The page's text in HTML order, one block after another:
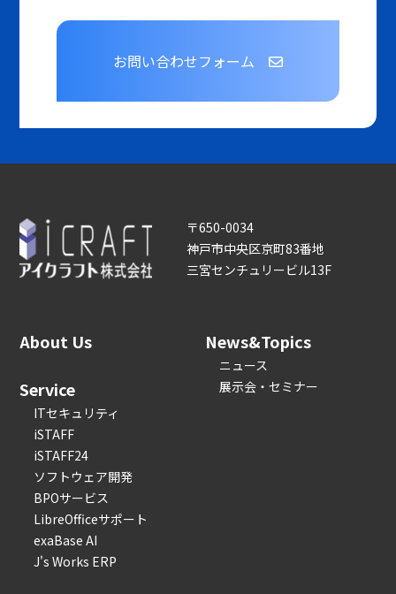
お問い合わせフォーム
〒650-0034
神戸市中央区京町83番地
三宮センチュリービル13F
About Us
Service
ITセキュリティ
iSTAFF
iSTAFF24
ソフトウェア開発
BPOサービス
LibreOfficeサポート
exaBase AI
J's Works ERP
News&Topics
ニュース
展示会・セミナー